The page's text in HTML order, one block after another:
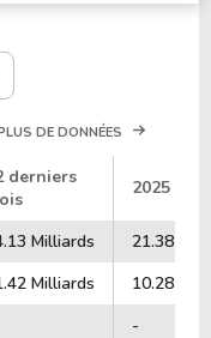
DE DONNÉES
derniers
2025
Milliards
21.38
Milliards
10.28
-